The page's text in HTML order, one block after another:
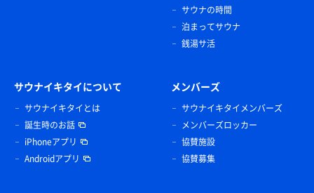
サウナの時間
泊まってサウナ
銭湯サ活
サウナイキタイについて
サウナイキタイとは
誕生時のお話
iPhoneアプリ
Androidアプリ
メンバーズ
サウナイキタイメンバーズ
メンバーズロッカー
協賛施設
協賛募集